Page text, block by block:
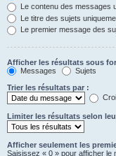
Le contenu des messages
Le titre des sujets
Le premier message des
Afficher les résultats sous
Messages
Sujets
Trier les résultats par :
Limiter les résultats selon
Afficher seulement les
Saisissez « 0 » pour afficher le